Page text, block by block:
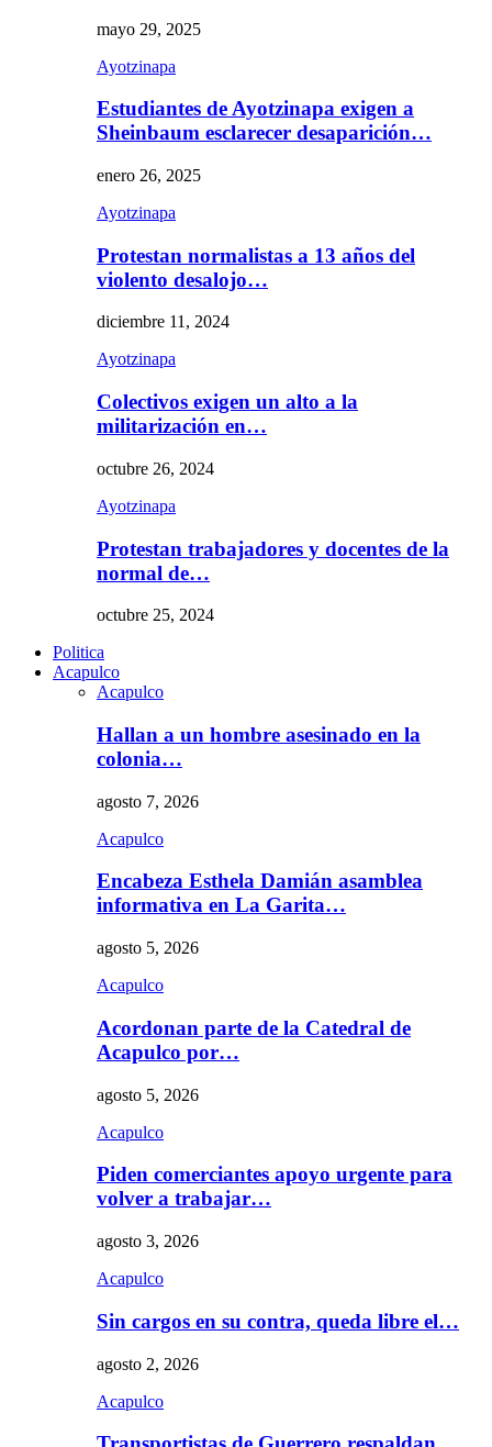
mayo 29, 2025
Ayotzinapa
Estudiantes de Ayotzinapa exigen a
Sheinbaum esclarecer desaparición…
enero 26, 2025
Ayotzinapa
Protestan normalistas a 13 años del
violento desalojo…
diciembre 11, 2024
Ayotzinapa
Colectivos exigen un alto a la
militarización en…
octubre 26, 2024
Ayotzinapa
Protestan trabajadores y docentes de la
normal de…
octubre 25, 2024
Politica
Acapulco
Acapulco
Hallan a un hombre asesinado en la
colonia…
agosto 7, 2026
Acapulco
Encabeza Esthela Damián asamblea
informativa en La Garita…
agosto 5, 2026
Acapulco
Acordonan parte de la Catedral de
Acapulco por…
agosto 5, 2026
Acapulco
Piden comerciantes apoyo urgente para
volver a trabajar…
agosto 3, 2026
Acapulco
Sin cargos en su contra, queda libre el…
agosto 2, 2026
Acapulco